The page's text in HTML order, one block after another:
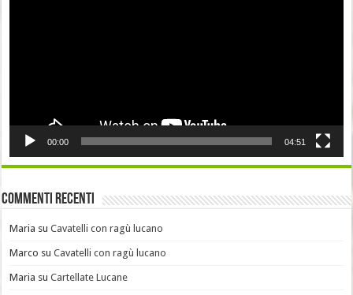
00:00 04:51
Commenti recenti
Maria suCavatelli con ragù lucano
Marco suCavatelli con ragù lucano
Maria suCartellate Lucane